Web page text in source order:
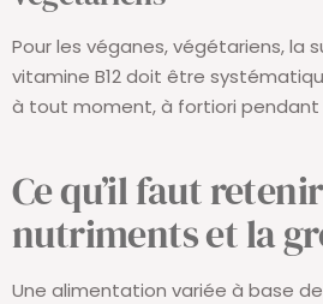
Pour les véganes, végétariens, la
vitamine B12 doit être
à tout moment, à fortiori pendant
Ce qu’il faut
nutriments et la
Une alimentation variée à base